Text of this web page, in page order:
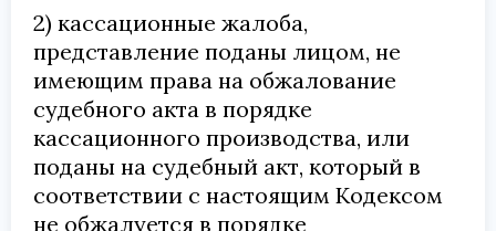
2) кассационные жалоба,
представление поданы лицом, не
имеющим права на обжалование
судебного акта в порядке
кассационного производства, или
поданы на судебный акт, который в
соответствии с настоящим Кодексом
не обжалуется в порядке